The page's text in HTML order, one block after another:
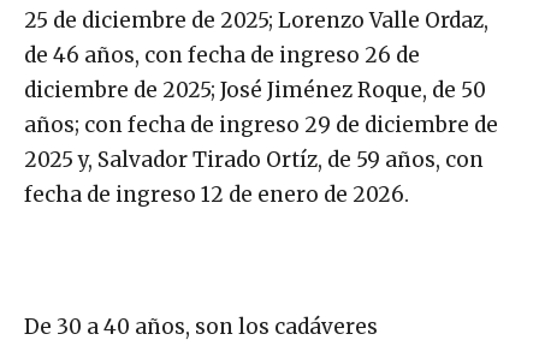
25 de diciembre de 2025; Lorenzo Valle Ordaz,
de 46 años, con fecha de ingreso 26 de
diciembre de 2025; José Jiménez Roque, de 50
años; con fecha de ingreso 29 de diciembre de
2025 y, Salvador Tirado Ortíz, de 59 años, con
fecha de ingreso 12 de enero de 2026.
De 30 a 40 años, son los cadáveres